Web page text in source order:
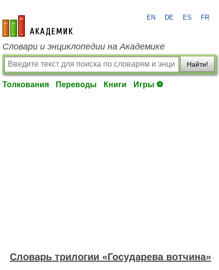
academic.ru
EN DE ES FR
Словари и энциклопедии на Академике
Найти!
Толкования Переводы Книги Игры ⚽
Словарь трилогии «Государева вотчина»